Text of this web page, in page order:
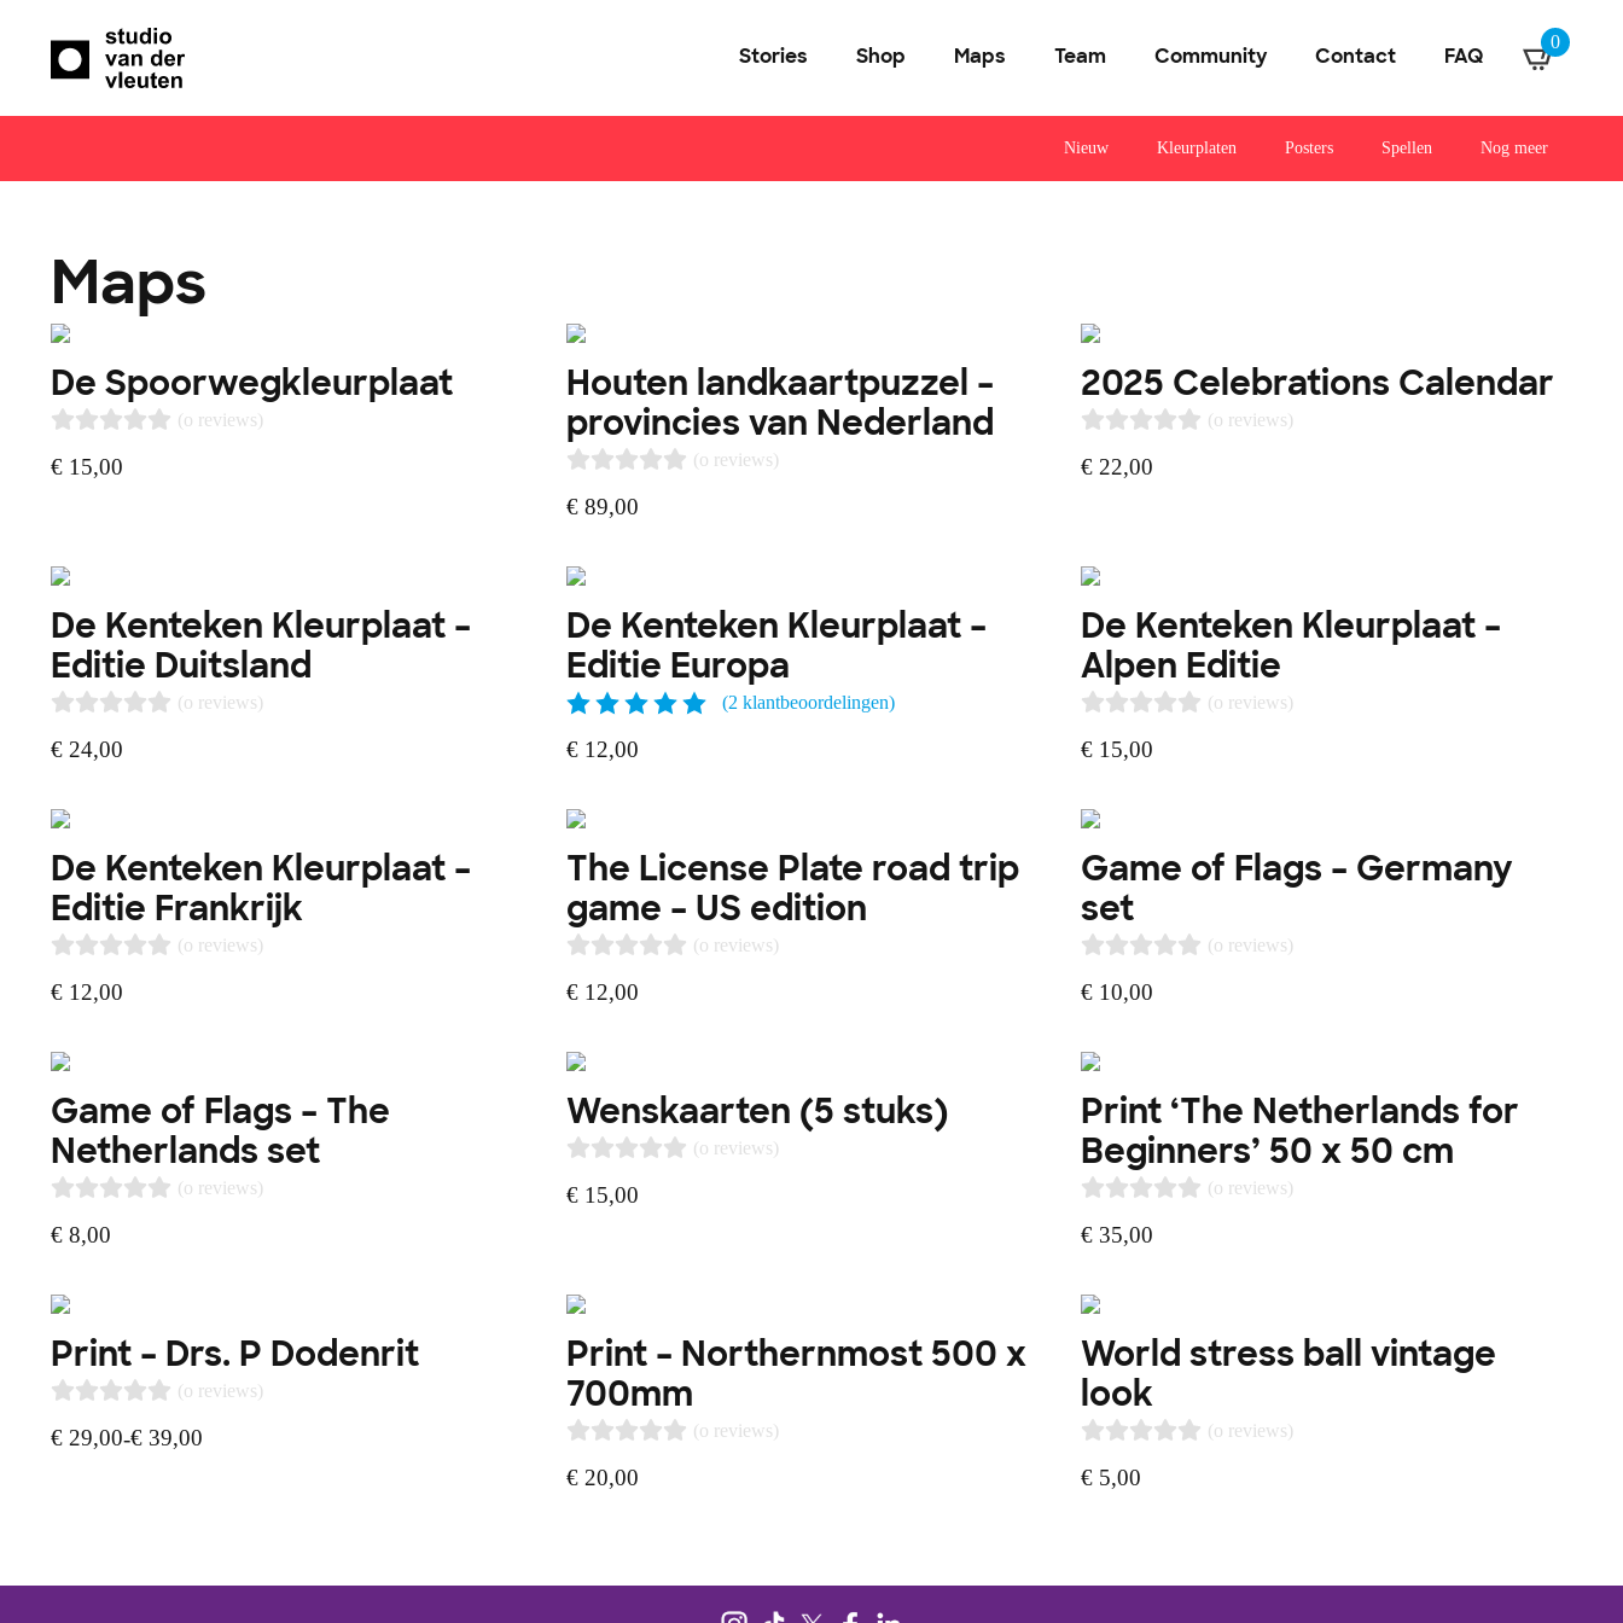
Stories Shop Maps Team Community Contact FAQ
0
Nieuw Kleurplaten Posters Spellen Nog meer
Maps
De Spoorwegkleurplaat
(o reviews)
€ 15,00
Houten landkaartpuzzel –
provincies van Nederland
(o reviews)
€89,00
2025 Celebrations Calendar
(o reviews)
€ 22,00
De Kenteken Kleurplaat –
Editie Duitsland
(o reviews)
€ 24,00
De Kenteken Kleurplaat –
Editie Europa
(2 klantbeoordelingen)
€12,00
De Kenteken Kleurplaat –
Alpen Editie
(o reviews)
€ 15,00
De Kenteken Kleurplaat –
Editie Frankrijk
(o reviews)
€ 12,00
The License Plate road trip
game – US edition
(o reviews)
€12,00
Game of Flags – Germany
set
(o reviews)
€ 10,00
Game of Flags – The
Netherlands set
(o reviews)
€ 8,00
Wenskaarten (5 stuks)
(o reviews)
€15,00
Print ‘The Netherlands for
Beginners’ 50 x 50 cm
(o reviews)
€ 35,00
Print – Drs. P Dodenrit
(o reviews)
€ 29,00-€ 39,00
Prijsklasse:
Print – Northernmost 500 x
700mm
(o reviews)
€20,00
World stress ball vintage
look
(o reviews)
€ 5,00